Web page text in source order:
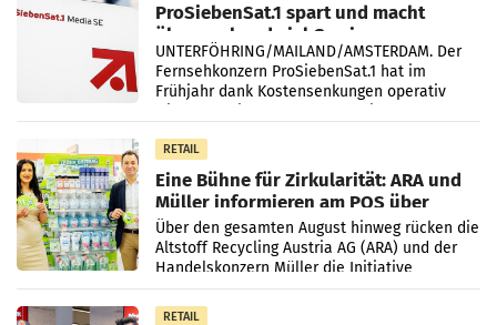
ProSiebenSat.1 spart und macht
überraschend viel Gewinn
UNTERFÖHRING/MAILAND/AMSTERDAM. Der
Fernsehkonzern ProSiebenSat.1 hat im
Frühjahr dank Kostensenkungen operativ
RETAIL
Eine Bühne für Zirkularität: ARA und
Müller informieren am POS über
Kreislauffähigkeit
Über den gesamten August hinweg rücken die
Altstoff Recycling Austria AG (ARA) und der
Handelskonzern Müller die Initiative
„Kreislauf-Helden“ in allen österreichischen
Müller-Filialen
RETAIL